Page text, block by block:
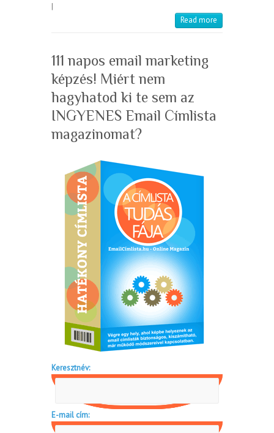
|
Read more
111 napos email marketing
képzés! Miért nem
hagyhatod ki te sem az
INGYENES Email Címlista
magazinomat?
Keresztnév:
E-mail cím: